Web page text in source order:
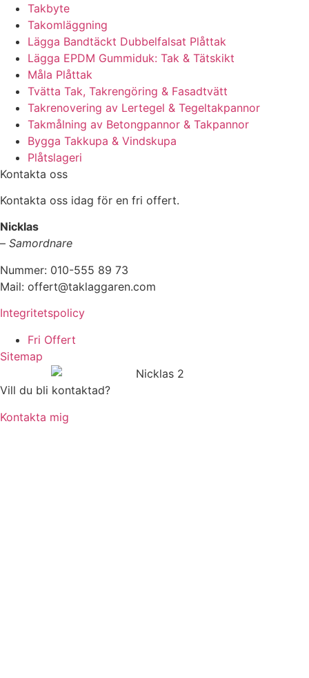
Takbyte
Takomläggning
Lägga Bandtäckt Dubbelfalsat Plåttak
Lägga EPDM Gummiduk: Tak & Tätskikt
Måla Plåttak
Tvätta Tak, Takrengöring & Fasadtvätt
Takrenovering av Lertegel & Tegeltakpannor
Takmålning av Betongpannor & Takpannor
Bygga Takkupa & Vindskupa
Plåtslageri
Kontakta oss
Kontakta oss idag för en fri offert.
Nicklas
– Samordnare
Nummer: 010-555 89 73
Mail: offert@taklaggaren.com
Integritetspolicy
Fri Offert
Sitemap
Vill du bli kontaktad?
Kontakta mig